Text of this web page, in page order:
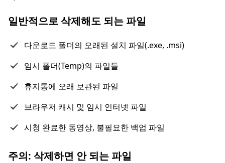
일반적으로 삭제해도 되는 파일
다운로드 폴더의 오래된 설치 파일(.exe, .msi)
임시 폴더(Temp)의 파일들
휴지통에 오래 보관된 파일
브라우저 캐시 및 임시 인터넷 파일
시청 완료한 동영상, 불필요한 백업 파일
주의: 삭제하면 안 되는 파일